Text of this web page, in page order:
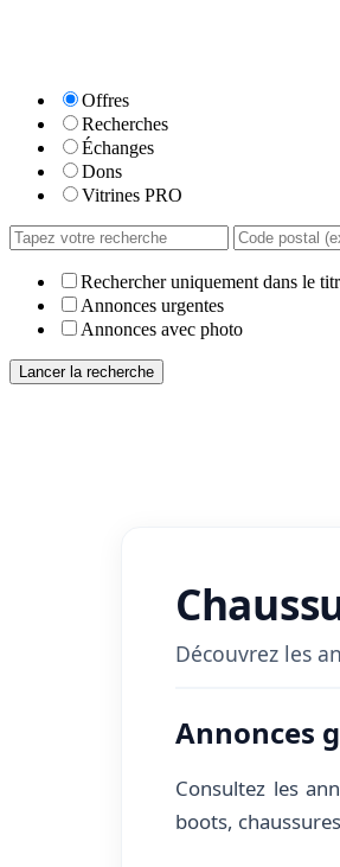
Offres
Recherches
Échanges
Dons
Vitrines PRO
Rechercher uniquement dans le
Annonces urgentes
Annonces avec photo
Découvrez les
Annonces
Consultez les
boots,